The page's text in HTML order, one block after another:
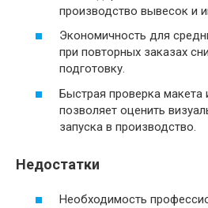
производство вывесок и
Экономичность для
при повторных заказах
подготовку.
Быстрая проверка макета
позволяет оценить
запуска в производство.
Недостатки
Необходимость